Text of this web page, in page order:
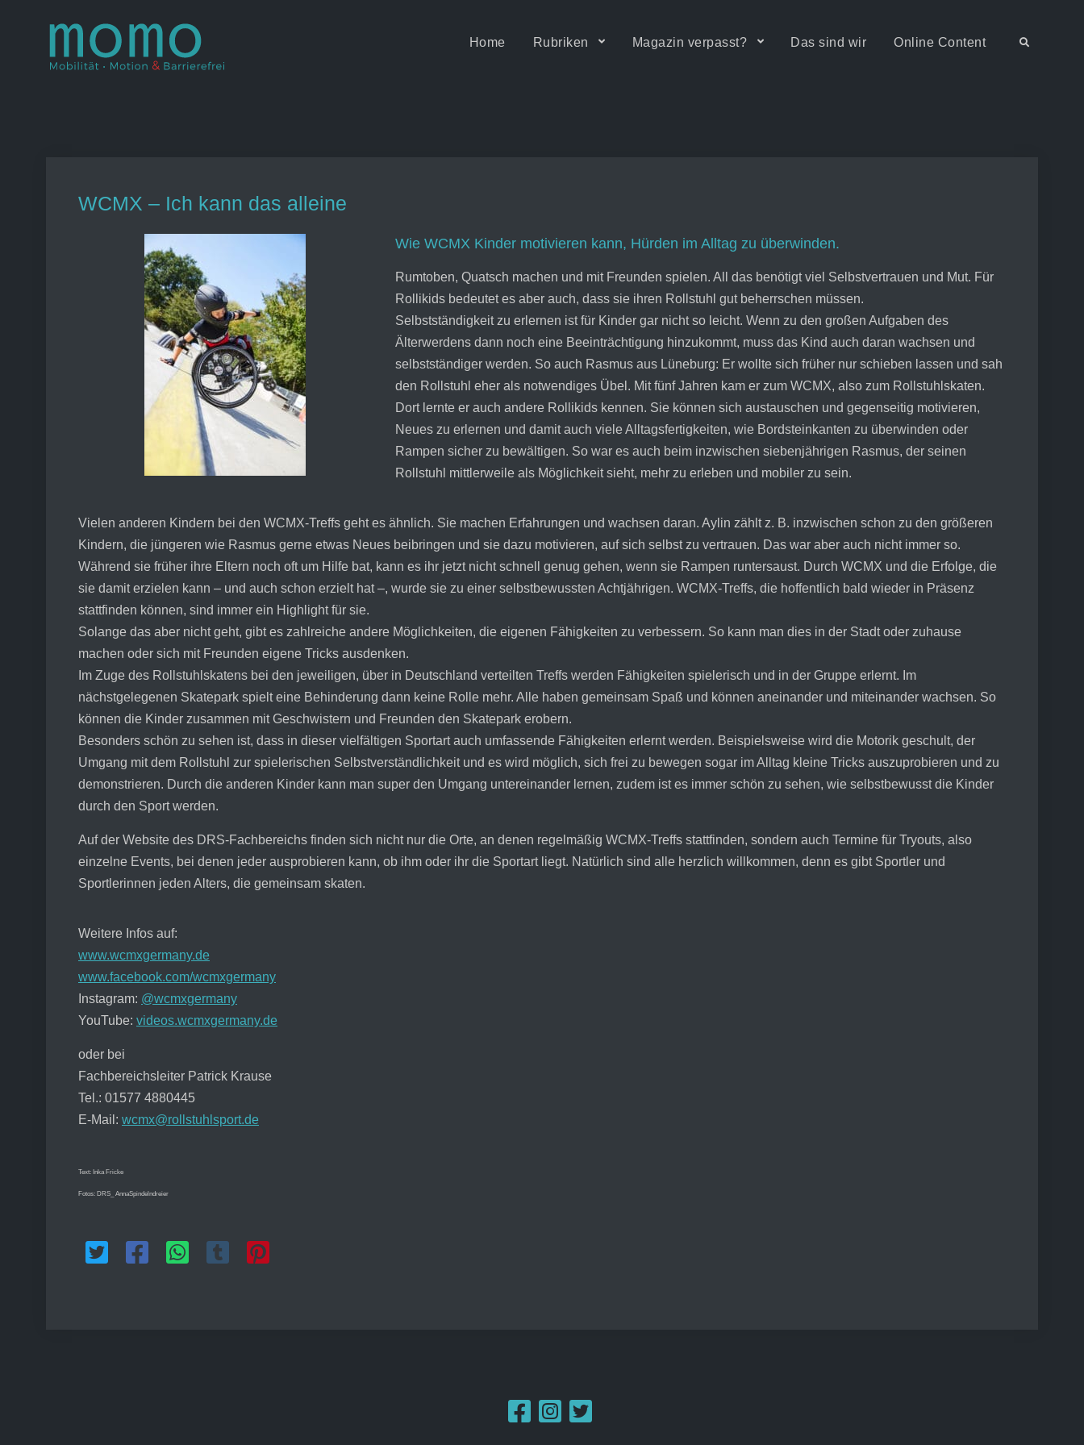
Momo – Mobilität • Motion & Barrierefrei
Home Rubriken Magazin verpasst? Das sind wir Online Content Search
WCMX – Ich kann das alleine
Wie WCMX Kinder motivieren kann, Hürden im Alltag zu überwinden.
Rumtoben, Quatsch machen und mit Freunden spielen. All das benötigt viel Selbstvertrauen und Mut. Für
Rollikids bedeutet es aber auch, dass sie ihren Rollstuhl gut beherrschen müssen.
Selbstständigkeit zu erlernen ist für Kinder gar nicht so leicht. Wenn zu den großen Aufgaben des
Älterwerdens dann noch eine Beeinträchtigung hinzukommt, muss das Kind auch daran wachsen und
selbstständiger werden. So auch Rasmus aus Lüneburg: Er wollte sich früher nur schieben lassen und sah
den Rollstuhl eher als notwendiges Übel. Mit fünf Jahren kam er zum WCMX, also zum Rollstuhlskaten.
Dort lernte er auch andere Rollikids kennen. Sie können sich austauschen und gegenseitig motivieren,
Neues zu erlernen und damit auch viele Alltagsfertigkeiten, wie Bordsteinkanten zu überwinden oder
Rampen sicher zu bewältigen. So war es auch beim inzwischen siebenjährigen Rasmus, der seinen
Rollstuhl mittlerweile als Möglichkeit sieht, mehr zu erleben und mobiler zu sein.
Vielen anderen Kindern bei den WCMX-Treffs geht es ähnlich. Sie machen Erfahrungen und wachsen daran. Aylin zählt z. B. inzwischen schon zu den größeren
Kindern, die jüngeren wie Rasmus gerne etwas Neues beibringen und sie dazu motivieren, auf sich selbst zu vertrauen. Das war aber auch nicht immer so.
Während sie früher ihre Eltern noch oft um Hilfe bat, kann es ihr jetzt nicht schnell genug gehen, wenn sie Rampen runtersaust. Durch WCMX und die Erfolge, die
sie damit erzielen kann – und auch schon erzielt hat –, wurde sie zu einer selbstbewussten Achtjährigen. WCMX-Treffs, die hoffentlich bald wieder in Präsenz
stattfinden können, sind immer ein Highlight für sie.
Solange das aber nicht geht, gibt es zahlreiche andere Möglichkeiten, die eigenen Fähigkeiten zu verbessern. So kann man dies in der Stadt oder zuhause
machen oder sich mit Freunden eigene Tricks ausdenken.
Im Zuge des Rollstuhlskatens bei den jeweiligen, über in Deutschland verteilten Treffs werden Fähigkeiten spielerisch und in der Gruppe erlernt. Im
nächstgelegenen Skatepark spielt eine Behinderung dann keine Rolle mehr. Alle haben gemeinsam Spaß und können aneinander und miteinander wachsen. So
können die Kinder zusammen mit Geschwistern und Freunden den Skatepark erobern.
Besonders schön zu sehen ist, dass in dieser vielfältigen Sportart auch umfassende Fähigkeiten erlernt werden. Beispielsweise wird die Motorik geschult, der
Umgang mit dem Rollstuhl zur spielerischen Selbstverständlichkeit und es wird möglich, sich frei zu bewegen sogar im Alltag kleine Tricks auszuprobieren und zu
demonstrieren. Durch die anderen Kinder kann man super den Umgang untereinander lernen, zudem ist es immer schön zu sehen, wie selbstbewusst die Kinder
durch den Sport werden.
Auf der Website des DRS-Fach­bereichs finden sich nicht nur die Orte, an denen regelmäßig ­WCMX-Treffs stattfinden, sondern auch Termine für Tryouts, also
einzelne Events, bei denen jeder ausprobieren kann, ob ihm oder ihr die Sportart liegt. Natürlich sind alle herzlich willkommen, denn es gibt Sportler und
Sportlerinnen jeden Alters, die gemeinsam skaten.­
Weitere Infos auf:
www.wcmxgermany.de
www.facebook.com/wcmxgermany
Instagram: @wcmxgermany
YouTube: videos.wcmxgermany.de
oder bei
Fachbereichsleiter Patrick Krause
Tel.: 01577 4880445
E-Mail: wcmx@rollstuhlsport.de
Text: Inka Fricke
Fotos: DRS_ AnnaSpindelndreier